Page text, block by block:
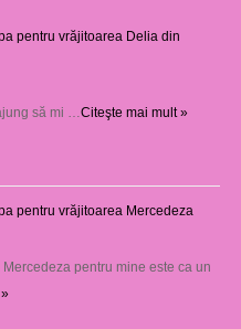
pentru vrăjitoarea Delia din
să mi … Citeşte mai mult »
pentru vrăjitoarea Mercedeza
pentru mine este ca un